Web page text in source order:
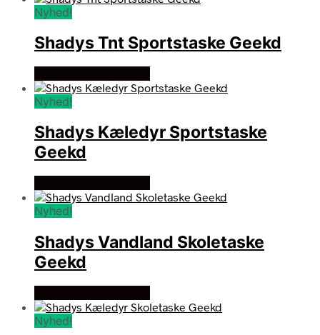
Nyhed!
Shadys Tnt Sportstaske Geekd
Nyhed!
Shadys Kæledyr Sportstaske
Geekd
Nyhed!
Shadys Vandland Skoletaske
Geekd
Nyhed!